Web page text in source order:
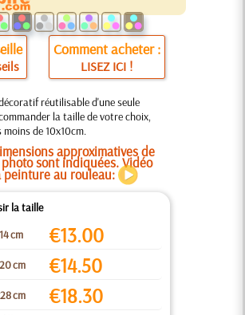
Comment acheter :
LISEZ ICI !
réutilisable d'une seule
la taille de votre choix,
moins de 10x10cm.
approximatives de
sont indiquées. Vidéo
peinture au rouleau:
la taille
cm
€13.00
cm €14.50
cm €18.30